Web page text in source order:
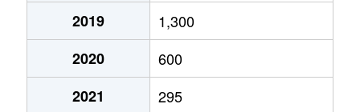
2019
1,300
2020
600
2021
295